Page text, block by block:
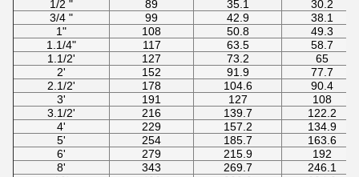
1/2 " 89 35.1
30.2
3/4 "
99 42.9
38.1
1"
108 50.8
49.3
1.1/4"
117 63.5
58.7
1.1/2'
127 73.2
65
2'
152 91.9
77.7
2.1/2'
178 104.6
90.4
3'
191 127
108
3.1/2'
216 139.7
122.2
4'
229 157.2
134.9
5'
254 185.7
163.6
6'
279 215.9
192
8'
343 269.7
246.1